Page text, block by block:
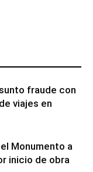
fraude con
viajes en
Monumento a
inicio de obra